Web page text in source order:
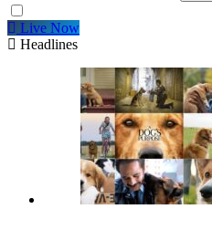
สำหรับ:
Live Now
Headlines